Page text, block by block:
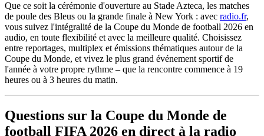
Que ce soit la cérémonie d'ouverture au Stade Azteca, les matches
de poule des Bleus ou la grande finale à New York : avec radio.fr,
vous suivez l'intégralité de la Coupe du Monde de football 2026 en
audio, en toute flexibilité et avec la meilleure qualité. Choisissez
entre reportages, multiplex et émissions thématiques autour de la
Coupe du Monde, et vivez le plus grand événement sportif de
l'année à votre propre rythme – que la rencontre commence à 19
heures ou à 3 heures du matin.
Questions sur la Coupe du Monde de
football FIFA 2026 en direct à la radio